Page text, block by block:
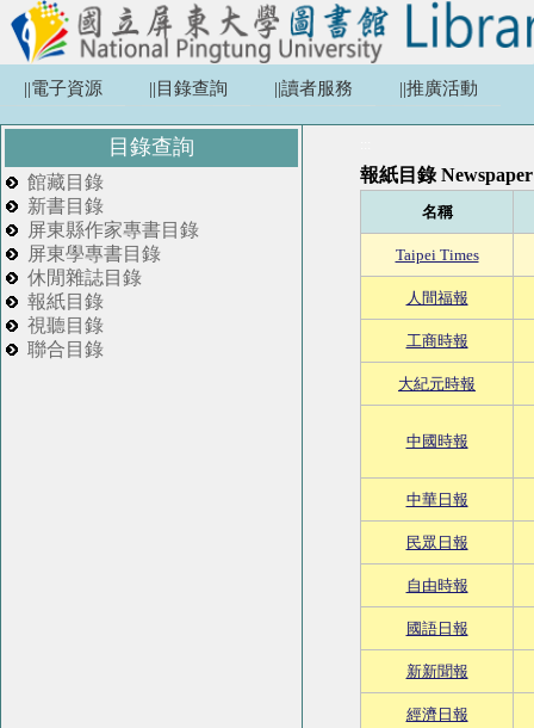
||電子資源 ||目錄查詢 ||讀者服務 ||推廣活動
目錄查詢
館藏目錄
新書目錄
屏東縣作家專書目錄
屏東學專書目錄
休閒雜誌目錄
報紙目錄
視聽目錄
聯合目錄
報紙目錄 Newspaper
名稱
Taipei Times
人間福報
工商時報
大紀元時報
中國時報
中華日報
民眾日報
自由時報
國語日報
新新聞報
經濟日報